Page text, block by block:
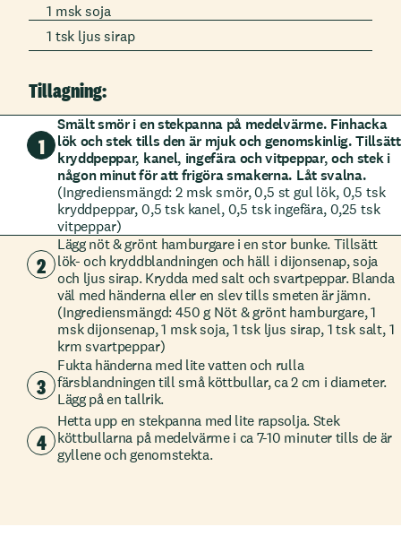
1 msk soja
1 tsk ljus sirap
Tillagning:
1
Smält smör i en stekpanna på medelvärme. Finhacka
lök och stek tills den är mjuk och genomskinlig. Tillsätt
kryddpeppar, kanel, ingefära och vitpeppar, och stek i
någon minut för att frigöra smakerna. Låt svalna.
(Ingrediensmängd: 2 msk smör, 0,5 st gul lök, 0,5 tsk
kryddpeppar, 0,5 tsk kanel, 0,5 tsk ingefära, 0,25 tsk
vitpeppar)
2
Lägg nöt & grönt hamburgare i en stor bunke. Tillsätt
lök- och kryddblandningen och häll i dijonsenap, soja
och ljus sirap. Krydda med salt och svartpeppar. Blanda
väl med händerna eller en slev tills smeten är jämn.
(Ingrediensmängd: 450 g Nöt & grönt hamburgare, 1
msk dijonsenap, 1 msk soja, 1 tsk ljus sirap, 1 tsk salt, 1
krm svartpeppar)
3
Fukta händerna med lite vatten och rulla
färsblandningen till små köttbullar, ca 2 cm i diameter.
Lägg på en tallrik.
4
Hetta upp en stekpanna med lite rapsolja. Stek
köttbullarna på medelvärme i ca 7-10 minuter tills de är
gyllene och genomstekta.